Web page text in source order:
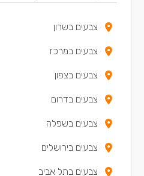
צבעים בקדימה-צורן
צבעים באור עקיבא
צבעים בבנימינה-גבעת עדה
צבעים בתל מונד
צבעים בכוכב יאיר - צור יגאל
צבעים באלפי מנשה
צבעים בטירה
צבעים בשרון
צבעים במרכז
צבעים בצפון
צבעים בדרום
צבעים בשפלה
צבעים בירושלים
צבעים בתל אביב